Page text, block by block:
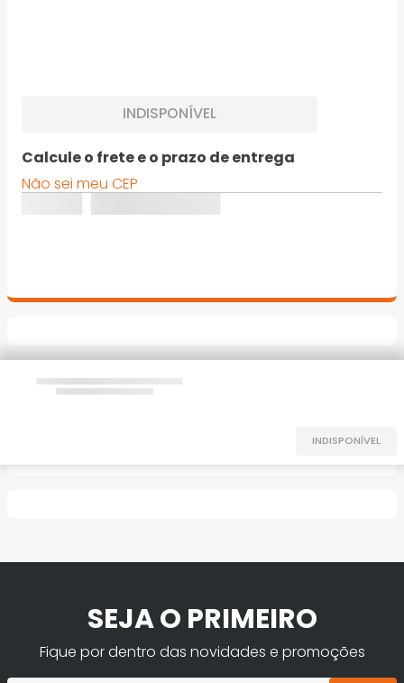
INDISPONÍVEL
Calcule o frete e o prazo de entrega
Não sei meu CEP
INDISPONÍVEL
SEJA O PRIMEIRO
Fique por dentro das novidades e promoções